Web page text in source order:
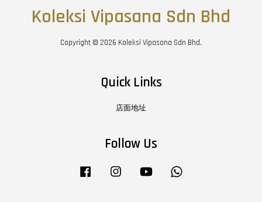
Koleksi Vipasana Sdn Bhd
Copyright © 2026 Koleksi Vipasana Sdn Bhd.
Quick Links
店面地址
Follow Us
Facebook Instagram YouTube